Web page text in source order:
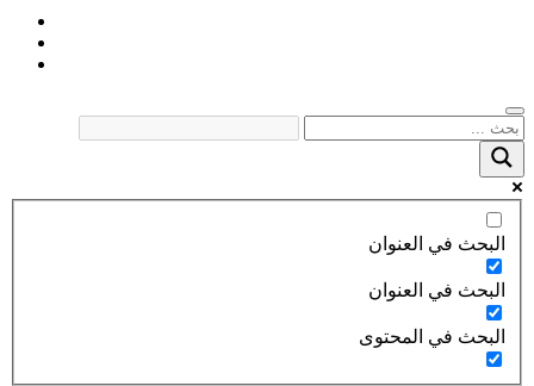
البحث في العنوان
البحث في العنوان
البحث في المحتوى